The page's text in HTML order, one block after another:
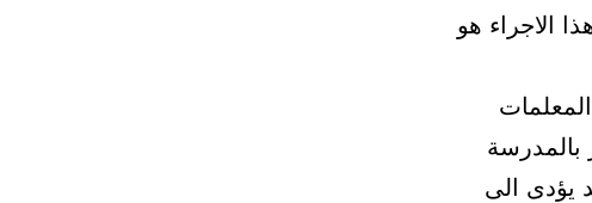
الاجراء هو
بالمدرسة
يؤدى الى